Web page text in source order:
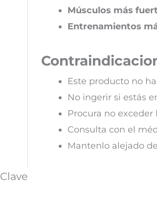
Músculos más
Entrenamientos
Este producto no
No ingerir si estás
Procura no
Consulta con el
Mantenlo alejado